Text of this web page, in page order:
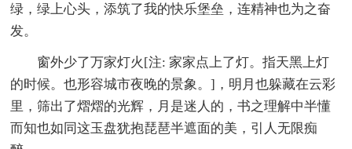
绿，绿上心头，添筑了我的快乐堡垒，连精神也为之奋
发。
窗外少了万家灯火[注: 家家点上了灯。指天黑上灯
的时候。也形容城市夜晚的景象。]，明月也躲藏在云彩
里，筛出了熠熠的光辉，月是迷人的，书之理解中半懂
而知也如同这玉盘犹抱琵琶半遮面的美，引人无限痴